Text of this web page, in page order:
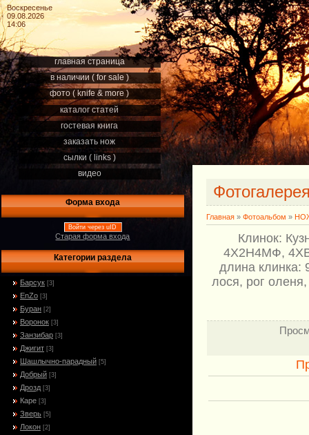
Воскресенье
09.08.2026
14:06
главная страница
в наличии ( for sale )
фото ( knife & more )
каталог статей
гостевая книга
заказать нож
сылки ( links )
видео
Форма входа
Войти через uID
Старая форма входа
Категории раздела
Барсук [3]
EnZo [3]
Буран [2]
Воронок [3]
Занзибар [3]
Джигит [3]
Шашлычно-парадный [5]
Добрый [3]
Дрозд [3]
Каре [3]
Зверь [5]
Локон [2]
Главная » Фотоальбом »
Клинок:
4Х2Н4МФ,
длина
лося, рог